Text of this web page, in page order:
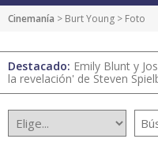
Cinemanía > Burt Young > Foto
Destacado: Emily Blunt y
la revelación' de Steven